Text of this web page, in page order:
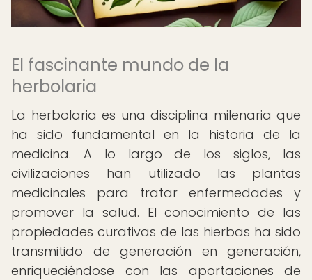
El fascinante mundo de la
herbolaria
La herbolaria es una disciplina milenaria que
ha sido fundamental en la historia de la
medicina. A lo largo de los siglos, las
civilizaciones han utilizado las plantas
medicinales para tratar enfermedades y
promover la salud. El conocimiento de las
propiedades curativas de las hierbas ha sido
transmitido de generación en generación,
enriqueciéndose con las aportaciones de